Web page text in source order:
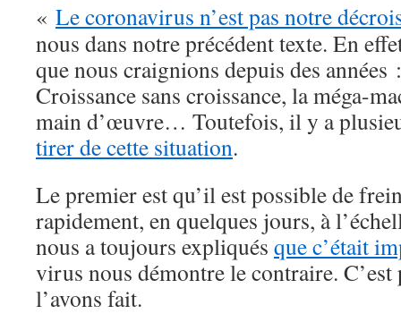
« Le coronavirus n’est pas notre
nous dans notre précédent texte. En
que nous craignions depuis des années
Croissance sans croissance, la méga-
main d’œuvre… Toutefois, il y a
tirer de cette situation.
Le premier est qu’il est possible de
rapidement, en quelques jours, à
nous a toujours expliqués que c’était
virus nous démontre le contraire. C’est
l’avons fait.